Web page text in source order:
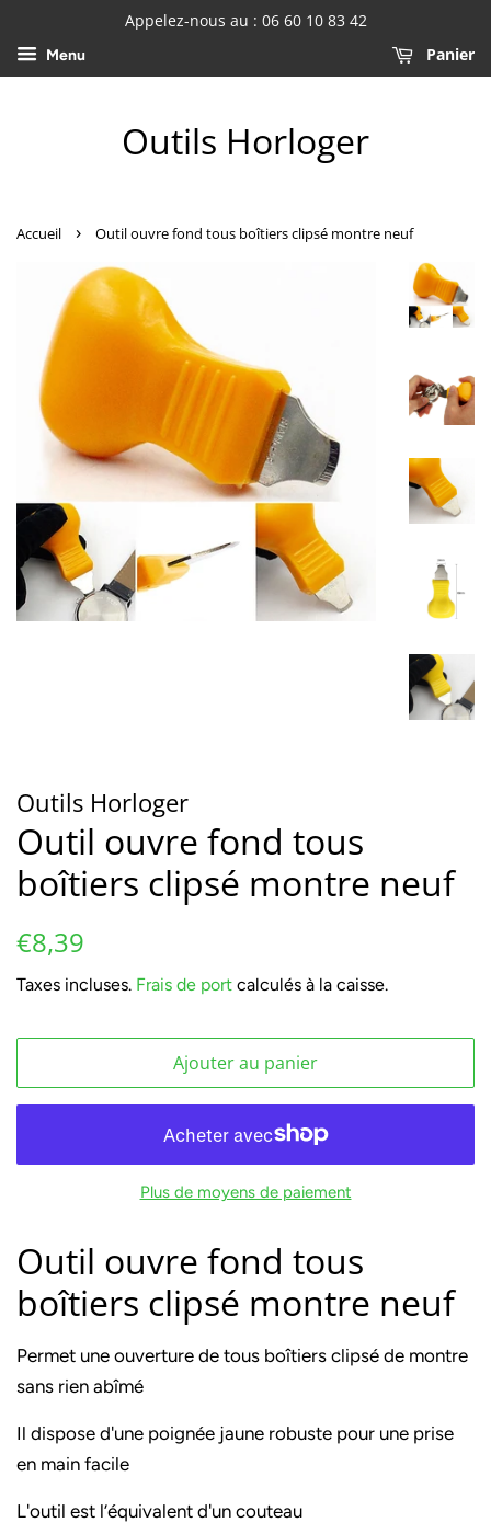
Appelez-nous au : 06 60 10 83 42
Menu Panier
Outils Horloger
Accueil › Outil ouvre fond tous boîtiers clipsé montre neuf
Outils Horloger
Outil ouvre fond tous
boîtiers clipsé montre neuf
Prix
€8,39
Taxes incluses. Frais de port calculés à la caisse.
Ajouter au panier
Plus de moyens de paiement
Outil ouvre fond tous
boîtiers clipsé montre neuf
Permet une ouverture de tous boîtiers clipsé de montre
sans rien abîmé
Il dispose d'une poignée jaune robuste pour une prise
en main facile
L'outil est l’équivalent d'un couteau